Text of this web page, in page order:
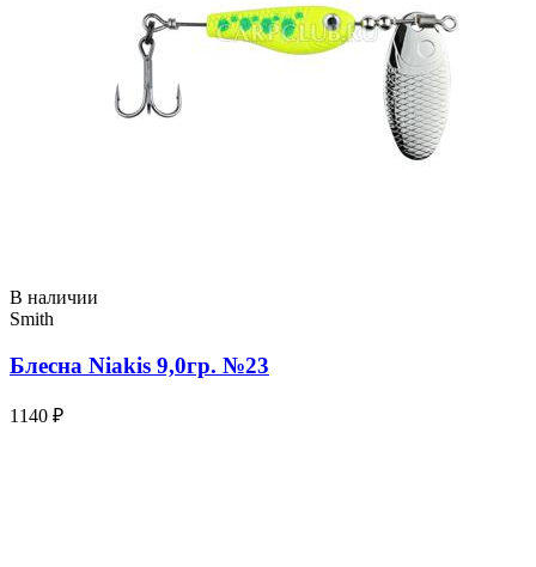
В наличии
Smith
Блесна Niakis 9,0гр. №23
1140 ₽